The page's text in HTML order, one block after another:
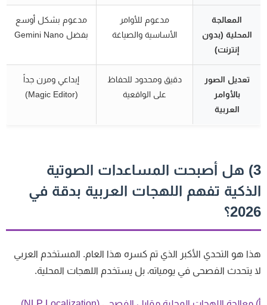
المعالجة
المحلية (بدون
إنترنت)
مدعوم للأوامر
الأساسية والصياغة
مدعوم بشكل أوسع
بفضل Gemini Nano
تعديل الصور
بالأوامر
العربية
دقيق ومحدود للحفاظ
على الواقعية
إبداعي ومرن جداً
3) هل أصبحت المساعدات الصوتية
تفهم اللهجات العربية بدقة في
هو التحدي الأكبر الذي تم كسره هذا العام. المستخدم العربي
يتحدث الفصحى في يومياته، بل يستخدم اللهجات المحلية.